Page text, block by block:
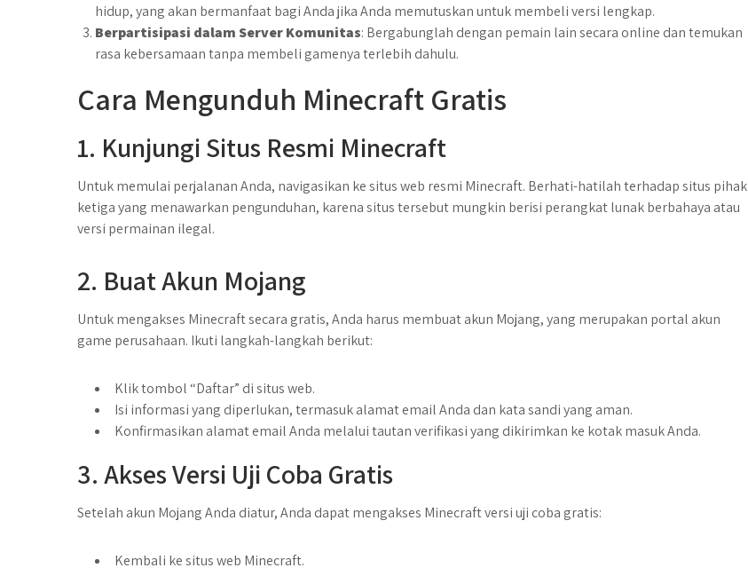
hidup, yang akan bermanfaat bagi Anda jika Anda memutuskan untuk membeli versi lengkap.
Berpartisipasi dalam Server Komunitas: Bergabunglah dengan pemain lain secara online dan temukan
rasa kebersamaan tanpa membeli gamenya terlebih dahulu.
Cara Mengunduh Minecraft Gratis
1. Kunjungi Situs Resmi Minecraft
Untuk memulai perjalanan Anda, navigasikan ke situs web resmi Minecraft. Berhati-hatilah terhadap situs pihak
ketiga yang menawarkan pengunduhan, karena situs tersebut mungkin berisi perangkat lunak berbahaya atau
versi permainan ilegal.
2. Buat Akun Mojang
Untuk mengakses Minecraft secara gratis, Anda harus membuat akun Mojang, yang merupakan portal akun
game perusahaan. Ikuti langkah-langkah berikut:
Klik tombol “Daftar” di situs web.
Isi informasi yang diperlukan, termasuk alamat email Anda dan kata sandi yang aman.
Konfirmasikan alamat email Anda melalui tautan verifikasi yang dikirimkan ke kotak masuk Anda.
3. Akses Versi Uji Coba Gratis
Setelah akun Mojang Anda diatur, Anda dapat mengakses Minecraft versi uji coba gratis:
Kembali ke situs web Minecraft.